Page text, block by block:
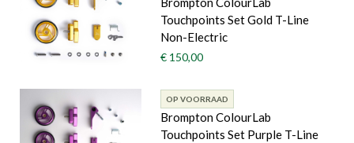
Touchpoints Set Gold T-Line
Non-Electric
€ 150,00
OP VOORRAAD
Brompton ColourLab
Touchpoints Set Purple T-Line